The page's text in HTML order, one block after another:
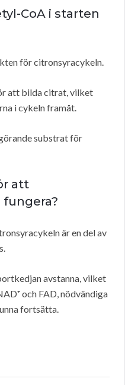
CoA i starten
för citronsyracykeln.
att bilda citrat, vilket
i cykeln framåt.
substrat för
att
är en del av
avstanna, vilket
och FAD, nödvändiga
fortsätta.